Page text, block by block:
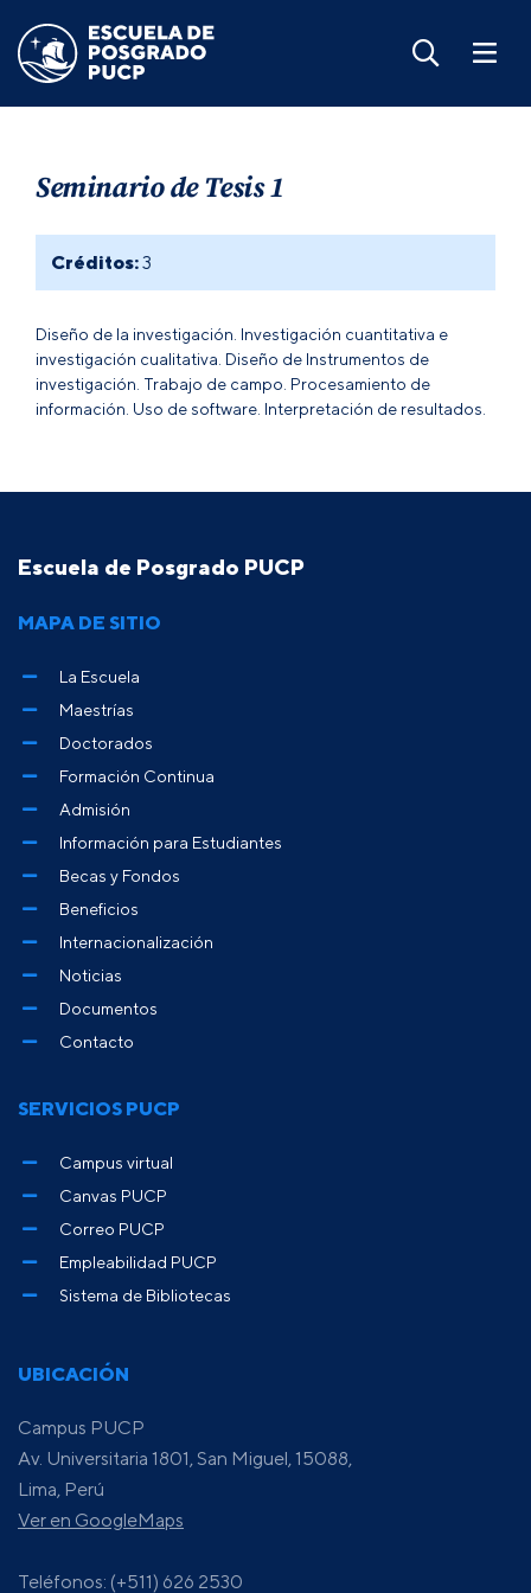
Seminario de Tesis 1
Créditos:3
Diseño de la investigación. Investigación cuantitativa e
investigación cualitativa. Diseño de Instrumentos de
investigación. Trabajo de campo. Procesamiento de
información. Uso de software. Interpretación de resultados.
Escuela de Posgrado PUCP
UBICACIÓN
Campus PUCP
Av. Universitaria 1801, San Miguel, 15088,
Lima, Perú
Ver en GoogleMaps
Teléfonos: (+511) 626 2530
MAPA DE SITIO
La Escuela
Maestrías
Doctorados
Formación Continua
Admisión
Información para Estudiantes
Becas y Fondos
Beneficios
Internacionalización
Noticias
Documentos
Contacto
SERVICIOS PUCP
Campus virtual
Canvas PUCP
Correo PUCP
Empleabilidad PUCP
Sistema de Bibliotecas